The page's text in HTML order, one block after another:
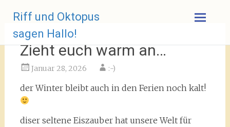
Inhalt
springen
Riff und Oktopus
sagen Hallo!
Zieht euch warm an…
Januar 28, 2026 :-)
der Winter bleibt auch in den Ferien noch kalt!
diser seltene Eiszauber hat unsere Welt für